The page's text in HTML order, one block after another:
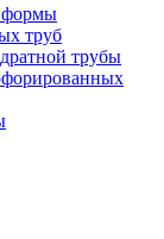
формы
труб
трубы